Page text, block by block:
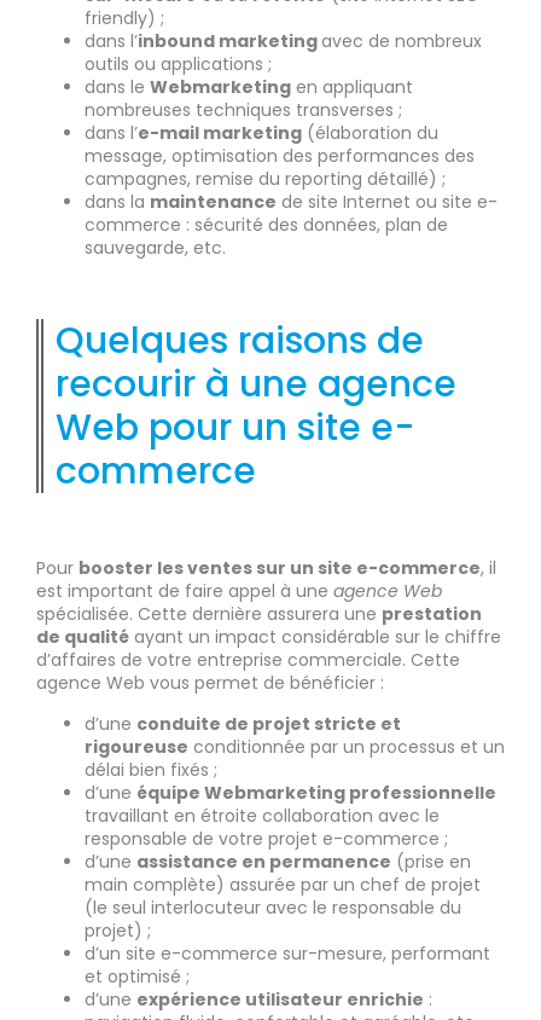
friendly) ;
dans l’inbound marketingavec de nombreux
outils ou applications ;
dans le Webmarketing en appliquant
nombreuses techniques transverses ;
dans l’e-mail marketing (élaboration du
message, optimisation des performances des
campagnes, remise du reporting détaillé) ;
dans la maintenance de site Internet ou site e-
commerce : sécurité des données, plan de
sauvegarde, etc.
Quelques raisons de
recourir à une agence
Web pour un site e-
commerce
Pour booster les ventes sur un site e-commerce, il
est important de faire appel à une agence Web
spécialisée. Cette dernière assurera une prestation
de qualité ayant un impact considérable sur le chiffre
d’affaires de votre entreprise commerciale. Cette
agence Web vous permet de bénéficier :
d’une conduite de projet stricte et
rigoureuse conditionnée par un processus et un
délai bien fixés ;
d’une équipe Webmarketing professionnelle
travaillant en étroite collaboration avec le
responsable de votre projet e-commerce ;
d’une assistance en permanence (prise en
main complète) assurée par un chef de projet
(le seul interlocuteur avec le responsable du
projet) ;
d’un site e-commerce sur-mesure, performant
et optimisé ;
d’une expérience utilisateur enrichie :